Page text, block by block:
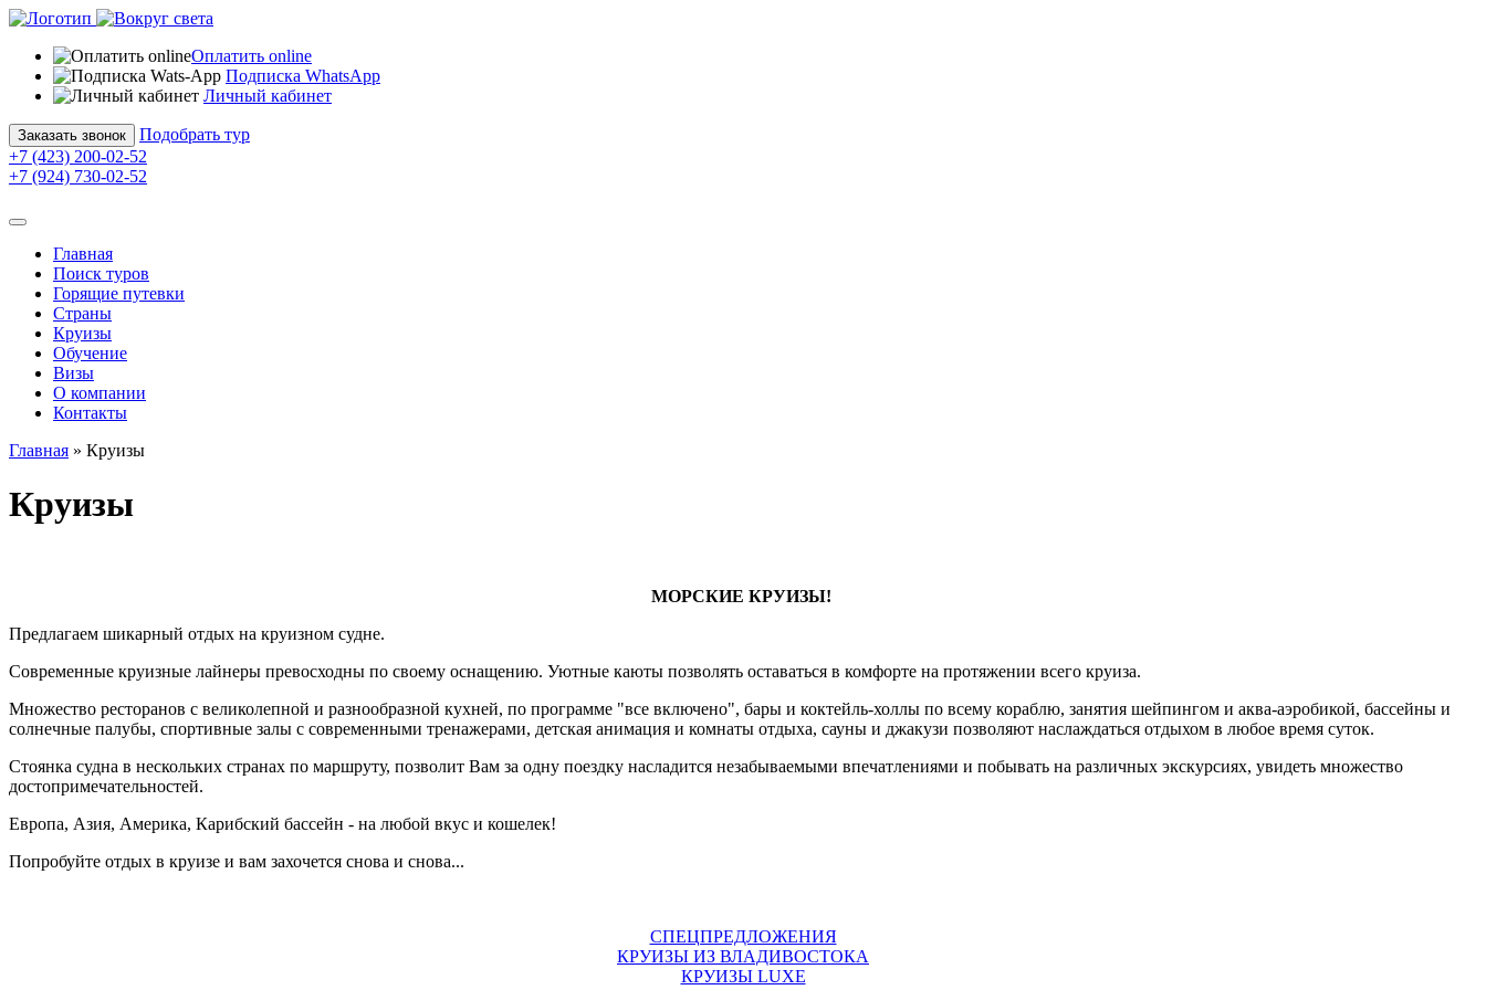
Оплатить online
Подписка WhatsApp
Личный кабинет
Заказать звонок
Подобрать тур
+7 (423) 200-02-52
+7 (924) 730-02-52
Главная
Поиск туров
Горящие путевки
Страны
Круизы
Обучение
Визы
О компании
Контакты
Главная » Круизы
Круизы
МОРСКИЕ КРУИЗЫ!
Предлагаем шикарный отдых на круизном судне.
Современные круизные лайнеры превосходны по своему оснащению. Уютные каюты позволять оставаться в комфорте на протяжении всего круиза.
Множество ресторанов с великолепной и разнообразной кухней, по программе "все включено", бары и коктейль-холлы по всему кораблю, занятия шейпингом и аква-аэробикой, бассейны и
солнечные палубы, спортивные залы с современными тренажерами, детская анимация и комнаты отдыха, сауны и джакузи позволяют наслаждаться отдыхом в любое время суток.
Стоянка судна в нескольких странах по маршруту, позволит Вам за одну поездку насладится незабываемыми впечатлениями и побывать на различных экскурсиях, увидеть множество
достопримечательностей.
Европа, Азия, Америка, Карибский бассейн - на любой вкус и кошелек!
Попробуйте отдых в круизе и вам захочется снова и снова...
СПЕЦПРЕДЛОЖЕНИЯ
КРУИЗЫ ИЗ ВЛАДИВОСТОКА
КРУИЗЫ LUXE